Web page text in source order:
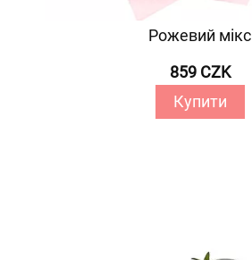
Рожевий мікс
859 CZK
Купити